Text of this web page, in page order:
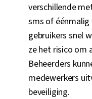
verschillende
sms of
gebruikers snel
ze het risico om
Beheerders
medewerkers
beveiliging.